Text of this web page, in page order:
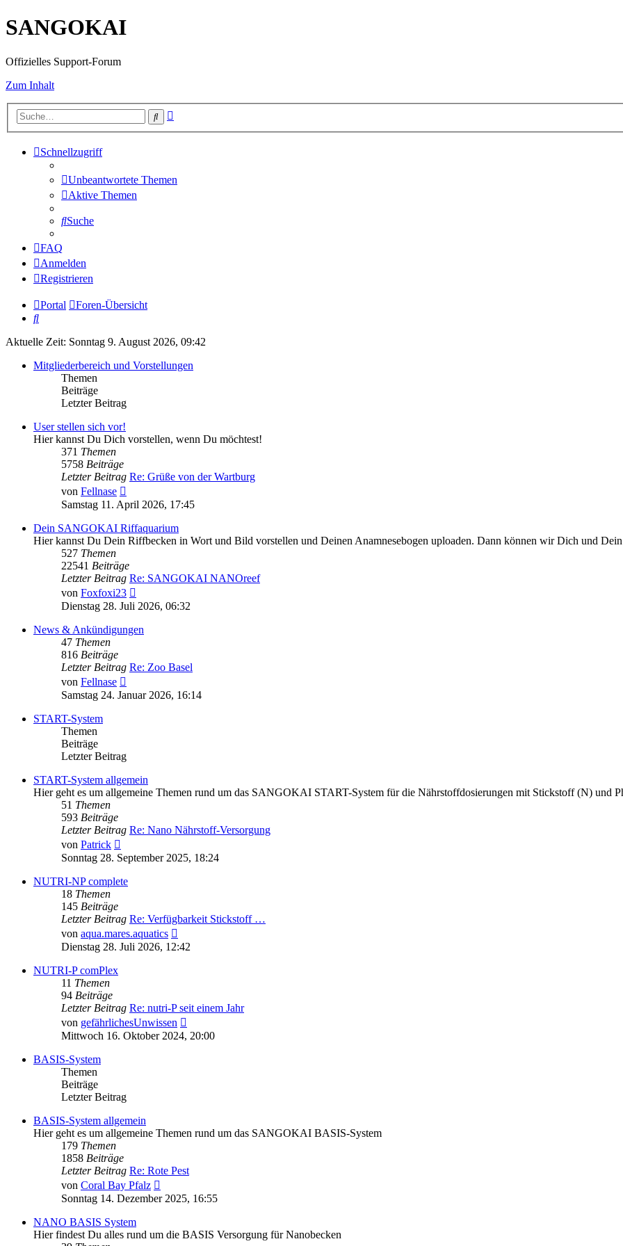
SANGOKAI
Offizielles Support-Forum
Zum Inhalt
Suche
Schnellzugriff
Unbeantwortete Themen
Aktive Themen
Suche
FAQ
Anmelden
Registrieren
Portal
Foren-Übersicht
Suche
Aktuelle Zeit: Sonntag 9. August 2026, 09:42
Mitgliederbereich und Vorstellungen
Themen
Beiträge
Letzter Beitrag
User stellen sich vor!
Hier kannst Du Dich vorstellen, wenn Du möchtest!
371 Themen
5758 Beiträge
Letzter Beitrag Re: Grüße von der Wartburg
von Fellnase
Beitrag
Samstag 11. April 2026, 17:45
Dein SANGOKAI Riffaquarium
Hier kannst Du Dein Riffbecken in Wort und Bild vorstellen und Deinen Anamnesebogen uploaden. Dann können wir Dich und
527 Themen
22541 Beiträge
Letzter Beitrag Re: SANGOKAI NANOreef
von Foxfoxi23
Beitrag
Dienstag 28. Juli 2026, 06:32
News & Ankündigungen
47 Themen
816 Beiträge
Letzter Beitrag Re: Zoo Basel
von Fellnase
Beitrag
Samstag 24. Januar 2026, 16:14
START-System
Themen
Beiträge
Letzter Beitrag
START-System allgemein
Hier geht es um allgemeine Themen rund um das SANGOKAI START-System für die Nährstoffdosierungen mit Stickstoff (N) und
51 Themen
593 Beiträge
Letzter Beitrag Re: Nano Nährstoff-Versorgung
von Patrick
Beitrag
Sonntag 28. September 2025, 18:24
NUTRI-NP complete
18 Themen
145 Beiträge
Letzter Beitrag Re: Verfügbarkeit Stickstoff …
von aqua.mares.aquatics
Beitrag
Dienstag 28. Juli 2026, 12:42
NUTRI-P comPlex
11 Themen
94 Beiträge
Letzter Beitrag Re: nutri-P seit einem Jahr
von gefährlichesUnwissen
Beitrag
Mittwoch 16. Oktober 2024, 20:00
BASIS-System
Themen
Beiträge
Letzter Beitrag
BASIS-System allgemein
Hier geht es um allgemeine Themen rund um das SANGOKAI BASIS-System
179 Themen
1858 Beiträge
Letzter Beitrag Re: Rote Pest
von Coral Bay Pfalz
Beitrag
Sonntag 14. Dezember 2025, 16:55
NANO BASIS System
Hier findest Du alles rund um die BASIS Versorgung für Nanobecken